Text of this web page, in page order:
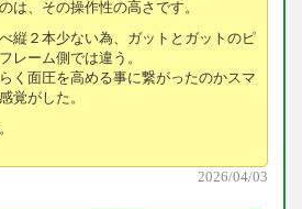
は、その操作性の高さです。
縦２本少ない為、ガットとガットのピ
レーム側では違う。
く面圧を高める事に繋がったのかスマ
覚がした。
2026/04/03